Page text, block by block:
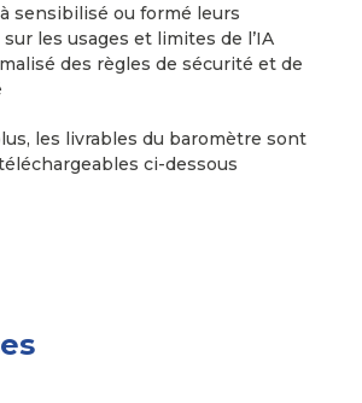
sensibilisé ou formé leurs
les usages et limites de l’IA
des règles de sécurité et de
les livrables du baromètre sont
ci-dessous